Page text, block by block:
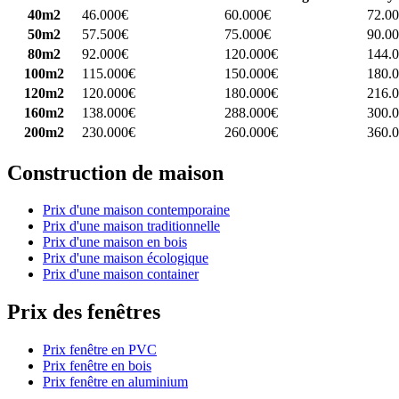
40m2
46.000€ 60.000€
50m2
57.500€ 75.000€
80m2
92.000€ 120.000€
100m2
115.000€ 150.000€
120m2
120.000€ 180.000€
160m2
138.000€ 288.000€
200m2
230.000€ 260.000€
Construction de maison
Prix d'une maison contemporaine
Prix d'une maison traditionnelle
Prix d'une maison en bois
Prix d'une maison écologique
Prix d'une maison container
Prix des fenêtres
Prix fenêtre en PVC
Prix fenêtre en bois
Prix fenêtre en aluminium